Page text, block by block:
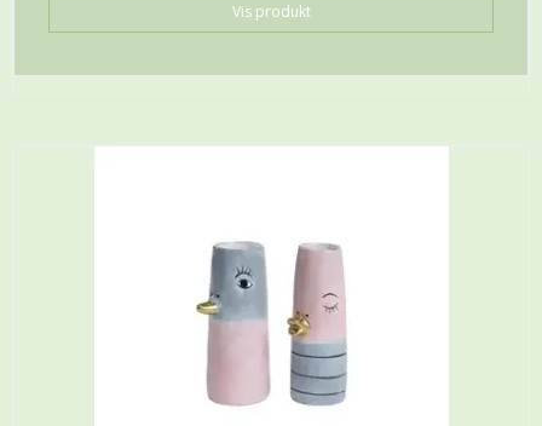
Vis produkt